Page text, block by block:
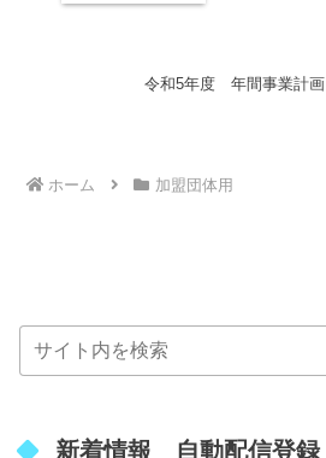
令和5年度 年間事業計画
ホーム 加盟団体用
新着情報 自動配信登録